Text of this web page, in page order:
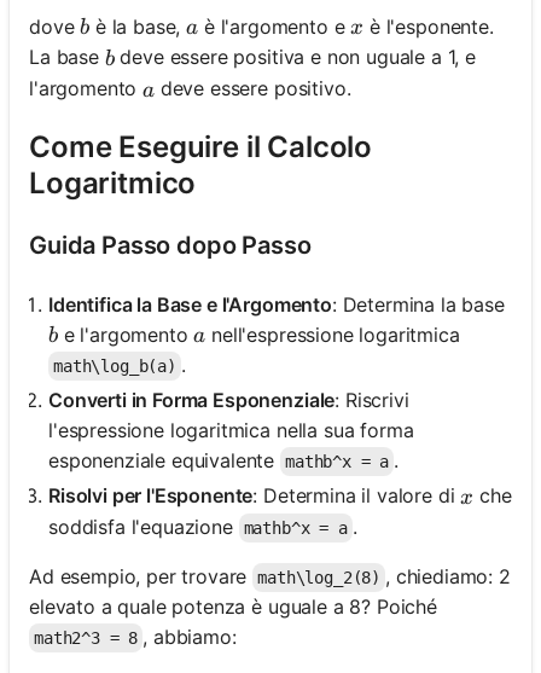
doveb
b è la base,a
aè l'argomento ex
x è l'esponente.
La base b
bdeve essere positiva e non uguale a 1, e
l'argomentoa
adeve essere positivo.
Come Eseguire il Calcolo
Logaritmico
Guida Passo dopo Passo
Identifica la Base e l'Argomento: Determina la base
b
be l'argomentoa
a nell'espressione logaritmica
math\log_b(a) .
Converti in Forma Esponenziale: Riscrivi
l'espressione logaritmica nella sua forma
esponenziale equivalente mathb^x = a .
Risolvi per l'Esponente: Determina il valore dix
x che
soddisfa l'equazione mathb^x = a .
Ad esempio, per trovare math\log_2(8) , chiediamo: 2
elevato a quale potenza è uguale a 8? Poiché
math2^3 = 8 , abbiamo: